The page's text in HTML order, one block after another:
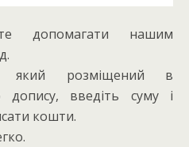
допомагати нашим
який розміщений в
введіть суму і
кошти.